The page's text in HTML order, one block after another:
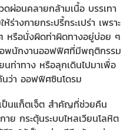
ผ่อนคลายกล้ามเนื้อ บรรเทา
างกายกระปรี้กระเปร่า เพราะ
หรือนั่งผิดท่าผิดทางอยู่บ่อย ๆ
พนักงานออฟฟิศที่มีพฤติกรรม
ท่าทาง หรือลุกเดินไปมาเพื่อ
นว่า ออฟฟิศซินโดรม
ป็นแก็ตเจ็ต สำคัญที่ช่วยคืน
ย กระตุ้นระบบไหลเวียนโลหิต